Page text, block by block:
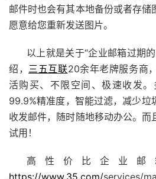
邮件时也会有其本地备份或者存储
愿意给您重新发送图片。
以上就是关于“企业邮箱过期
绍， 三五互联20余年老牌服务商
活购买、不限空间、极速收发。
99.9%精准度，智能过滤，减少垃
收发邮件，随时随地移动办公。而
试用！
高性价比企业邮